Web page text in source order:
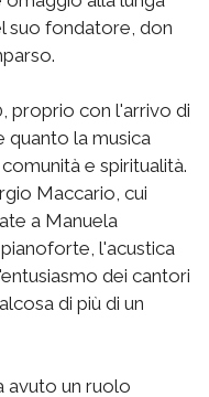
suo fondatore, don
proprio con l'arrivo di
quanto la musica
e spiritualità.
Maccario, cui
a Manuela
l'acustica
dei cantori
di più di un
avuto un ruolo